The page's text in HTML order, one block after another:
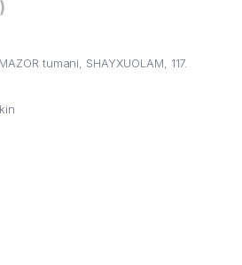
tumani, SHAYXUOLAM, 117.